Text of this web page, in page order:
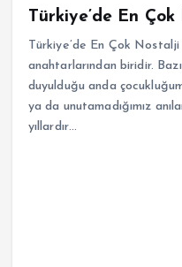
Türkiye’de En
Türkiye’de En Çok Nostalji
anahtarlarından biridir.
duyulduğu anda
ya da unutamadığımız
yıllardır…